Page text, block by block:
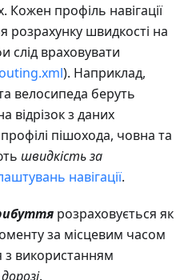
Кожен профіль навігації
розрахунку швидкості на
слід враховувати
). Наприклад,
велосипеда беруть
відрізок з даних
пішохода, човна та
швидкість за
навігації.
розраховується як
за місцевим часом
з використанням
.